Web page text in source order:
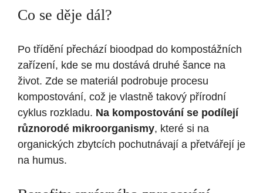
Co se děje dál?
Po třídění přechází bioodpad do kompostážních
zařízení, kde se mu dostává druhé šance na
život. Zde se materiál podrobuje procesu
kompostování, což je vlastně takový přírodní
cyklus rozkladu. Na kompostování se podílejí
různorodé mikroorganismy, které si na
organických zbytcích pochutnávají a přetvářejí je
na humus.